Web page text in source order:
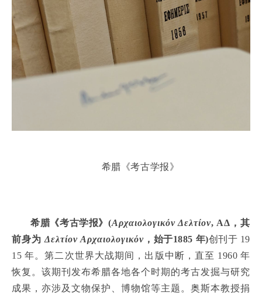
希腊《考古学报》
希腊《考古学报》(Αρχαιολογικόν Δελτίον, ΑΔ，其
前身为Δελτίον Αρχαιολογικόν ，始于1885 年)创刊于 19
15 年。第二次世界大战期间，出版中断，直至 1960 年
恢复。该期刊发布希腊各地各个时期的考古发掘与研究
成果，亦涉及文物保护、博物馆等主题。奥斯本教授捐